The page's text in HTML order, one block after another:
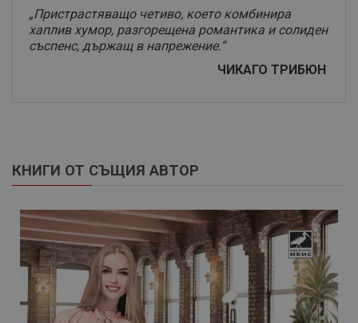
„Пристрастяващо четиво, което комбинира
хаплив хумор, разгорещена романтика и солиден
съспенс, държащ в напрежение.“
ЧИКАГО ТРИБЮН
КНИГИ ОТ СЪЩИЯ АВТОР